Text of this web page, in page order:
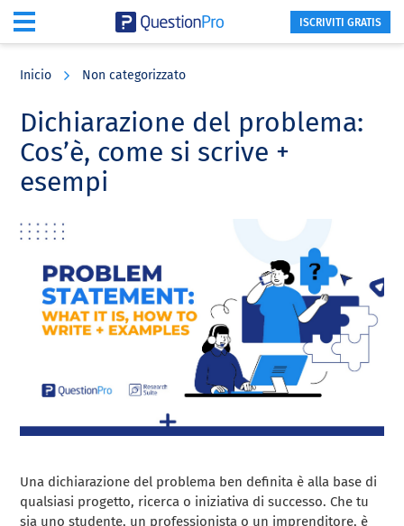
content
sidebar
ISCRIVITI GRATIS
Inicio Non categorizzato
Dichiarazione del problema:
Cos’è, come si scrive +
esempi
Una dichiarazione del problema ben definita è alla base di
qualsiasi progetto, ricerca o iniziativa di successo. Che tu
sia uno studente, un professionista o un imprenditore, è